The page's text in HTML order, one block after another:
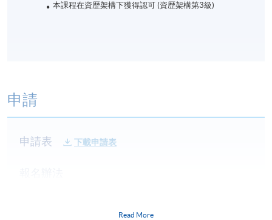
本課程在資歴架構下獲得認可 (資歴架構第3級)
申請
申請表 下載申請表
香港大學專業進修學院提供24小時網上報名及繳費服
Read More